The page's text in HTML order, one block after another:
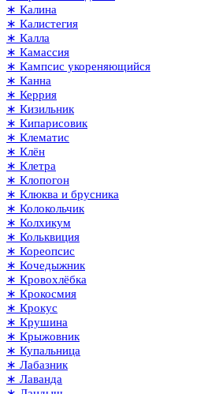
∗ Калина
∗ Калистегия
∗ Калла
∗ Камассия
∗ Кампсис укореняющийся
∗ Канна
∗ Керрия
∗ Кизильник
∗ Кипарисовик
∗ Клематис
∗ Клён
∗ Клетра
∗ Клопогон
∗ Клюква и брусника
∗ Колокольчик
∗ Колхикум
∗ Кольквиция
∗ Кореопсис
∗ Кочедыжник
∗ Кровохлёбка
∗ Крокосмия
∗ Крокус
∗ Крушина
∗ Крыжовник
∗ Купальница
∗ Лабазник
∗ Лаванда